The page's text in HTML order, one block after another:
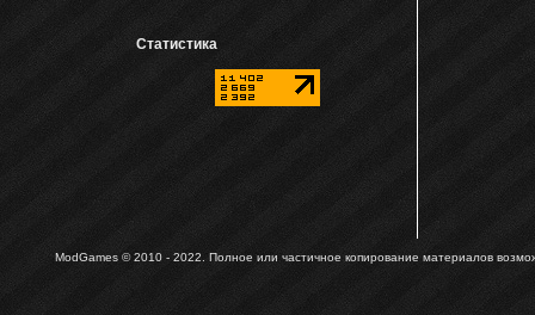
Статистика
ModGames © 2010 - 2022. Полное или частичное копирование материалов